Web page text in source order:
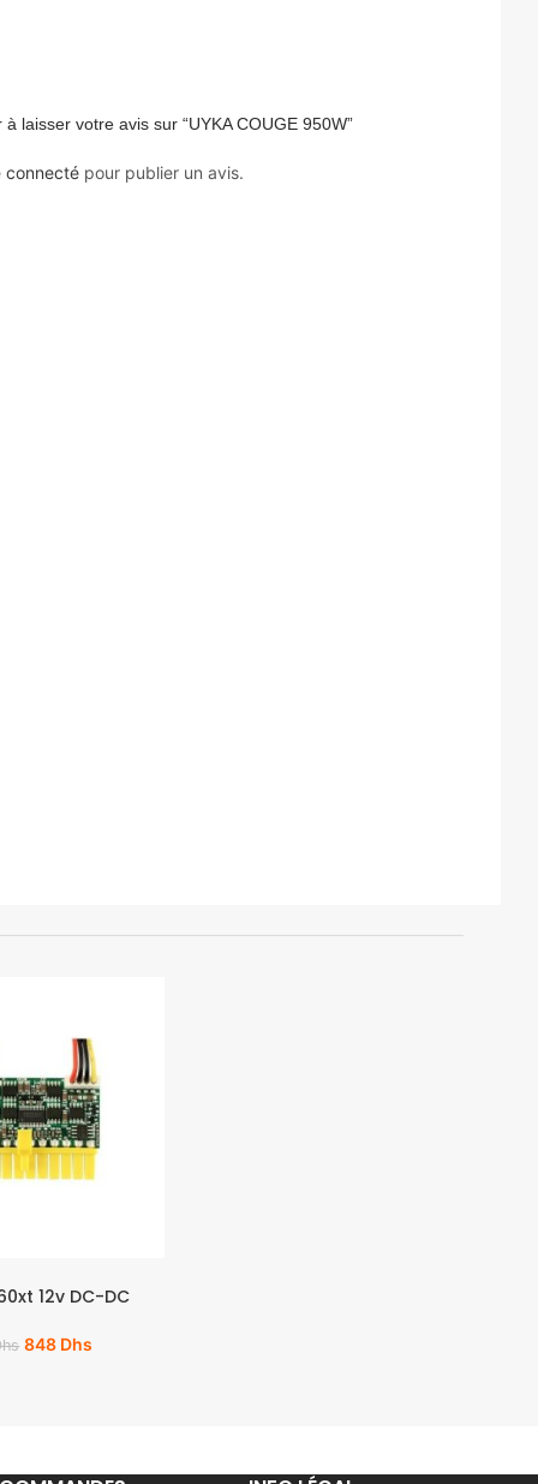
laisser votre avis sur “UYKA COUGE 950W”
connectépour publier un avis.
12v DC-DC
848 Dhs